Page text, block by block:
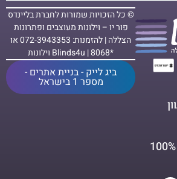
האתר מאובטח 100%
© כל הזכויות שמורות לחברת בליינדס
פור יו – וילונות מעוצבים ופתרונות
הצללה | להזמנות: 072-3943353 או
*8068 | Blinds4u וילונות
ביג לייק - בניית אתרים -
מספר 1 בישראל